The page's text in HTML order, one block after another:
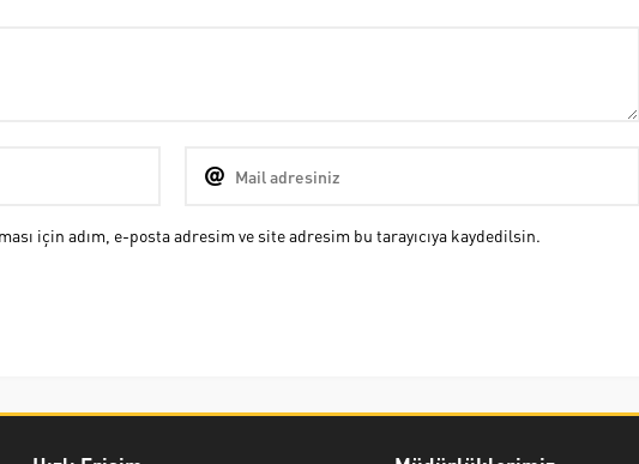
için adım, e-posta adresim ve site adresim bu tarayıcıya kaydedilsin.